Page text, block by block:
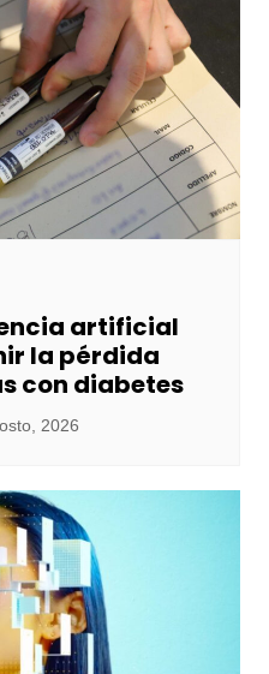
artificial
la pérdida
con diabetes
2026